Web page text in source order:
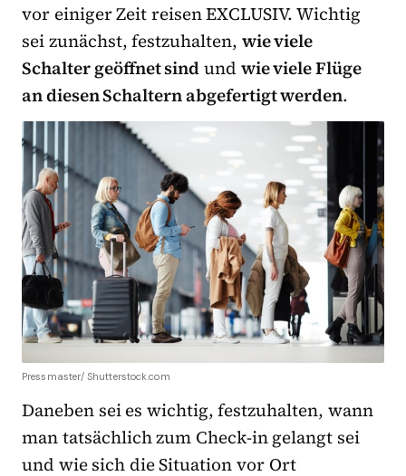
vor einiger Zeit reisen EXCLUSIV. Wichtig
sei zunächst, festzuhalten, wie viele
Schalter geöffnet sindund wie viele Flüge
an diesen Schaltern abgefertigt werden.
Pressmaster/ Shutterstock.com
Daneben sei es wichtig, festzuhalten, wann
man tatsächlich zum Check-in gelangt sei
und wie sich die Situation vor Ort